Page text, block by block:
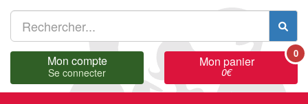
Mon compte
Se connecter
Mon panier
0€
0